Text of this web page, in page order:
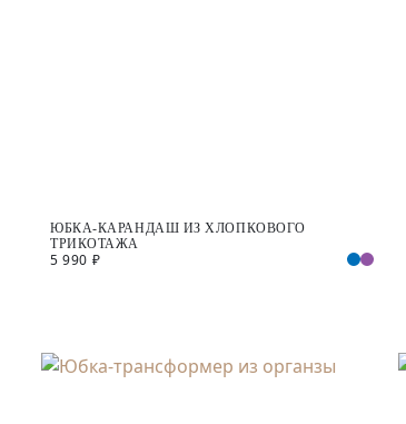
ЮБКА-КАРАНДАШ ИЗ ХЛОПКОВОГО
ТРИКОТАЖА
5 990 ₽